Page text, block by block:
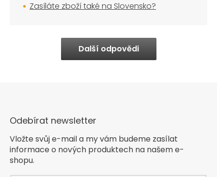
Zasíláte zboží také na Slovensko?
Další odpovědi
Odebírat newsletter
Vložte svůj e-mail a my vám budeme zasílat
informace o nových produktech na našem e-
shopu.